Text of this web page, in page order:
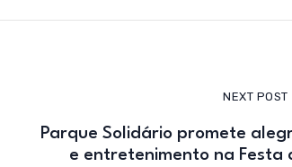
NEXT POST
Parque Solidário promete
e entretenimento na Festa